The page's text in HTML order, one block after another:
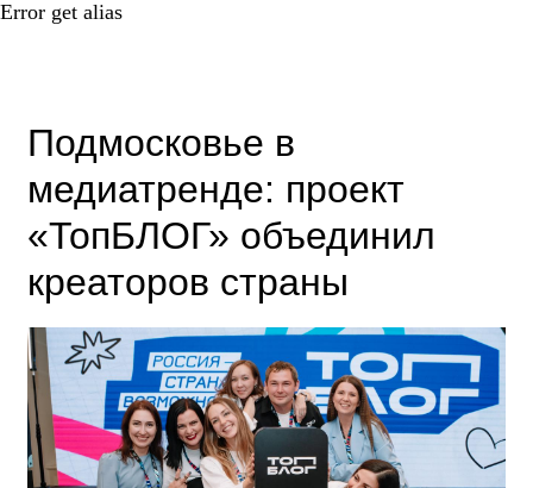
Error get alias
Подмосковье в
медиатренде: проект
«ТопБЛОГ» объединил
креаторов страны